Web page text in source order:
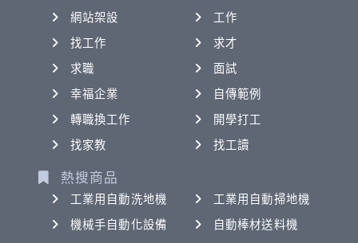
網站架設
工作
找工作
求才
求職
面試
幸福企業
自傳範例
轉職換工作
開學打工
找家教
找工讀
熱搜商品
工業用自動洗地機
工業用自動掃地機
機械手自動化設備
自動棒材送料機